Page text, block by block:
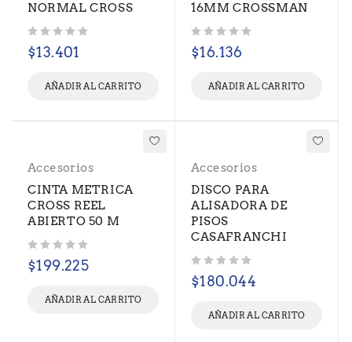
NORMAL CROSS
$13.401
AÑADIR AL CARRITO
16MM CROSSMAN
$16.136
AÑADIR AL CARRITO
Accesorios
CINTA METRICA
CROSS REEL
ABIERTO 50 M
$199.225
AÑADIR AL CARRITO
Accesorios
DISCO PARA
ALISADORA DE
PISOS
CASAFRANCHI
$180.044
AÑADIR AL CARRITO